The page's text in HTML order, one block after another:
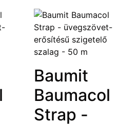
Baumit
Baumacol
Strap -